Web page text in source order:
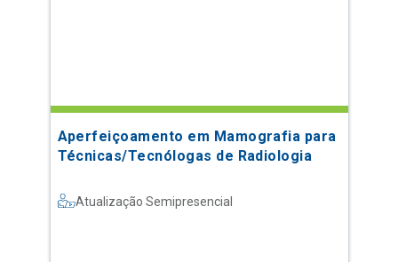
Aperfeiçoamento em Mamografia para
Técnicas/Tecnólogas de Radiologia
Atualização Semipresencial